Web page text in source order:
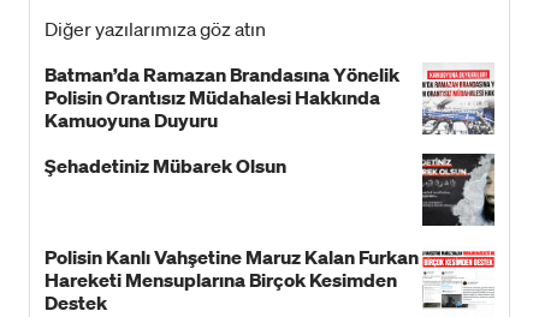
Diğer yazılarımıza göz atın
Batman’da Ramazan Brandasına Yönelik
Polisin Orantısız Müdahalesi Hakkında
Kamuoyuna Duyuru
Şehadetiniz Mübarek Olsun
Polisin Kanlı Vahşetine Maruz Kalan Furkan
Hareketi Mensuplarına Birçok Kesimden
Destek